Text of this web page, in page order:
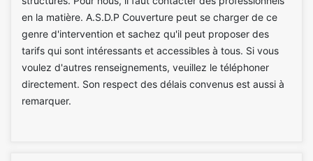
en la matière. A.S.D.P Couverture peut se charger de ce
genre d'intervention et sachez qu'il peut proposer des
tarifs qui sont intéressants et accessibles à tous. Si vous
voulez d'autres renseignements, veuillez le téléphoner
directement. Son respect des délais convenus est aussi à
remarquer.